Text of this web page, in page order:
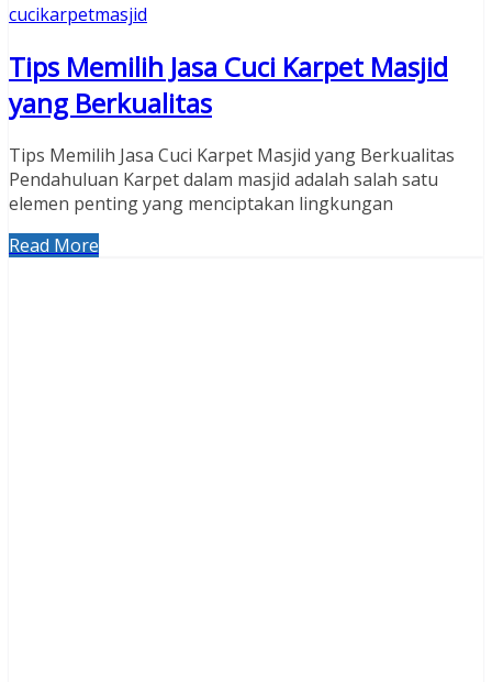
cucikarpetmasjid
Tips Memilih Jasa Cuci Karpet Masjid
yang Berkualitas
Tips Memilih Jasa Cuci Karpet Masjid yang Berkualitas
Pendahuluan Karpet dalam masjid adalah salah satu
elemen penting yang menciptakan lingkungan
Read More